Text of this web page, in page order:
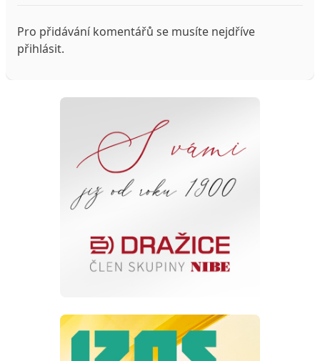
Pro přidávání komentářů se musíte nejdříve
přihlásit.